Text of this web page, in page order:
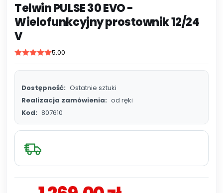
Telwin PULSE 30 EVO -
Wielofunkcyjny prostownik 12/24
V
5.00
Dostępność: Ostatnie sztuki
Realizacja zamówienia: od ręki
Kod: 807610